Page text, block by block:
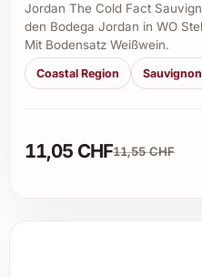
Jordan The Cold Fact
den Bodega Jordan in WO
Mit Bodensatz Weißwein.
Coastal Region
11,05 CHF11,55 CHF